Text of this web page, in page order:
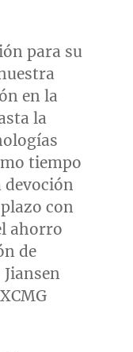
para su
en la
la
tiempo
devoción
con
ahorro
de
Jiansen